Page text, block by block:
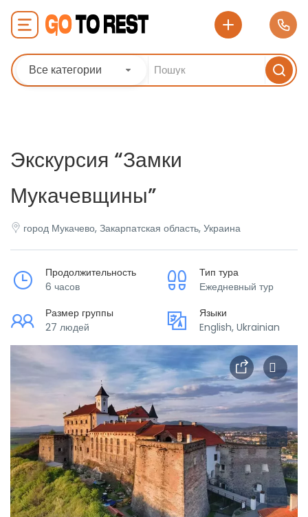
Все категории
Экскурсия “Замки
Мукачевщины”
город Мукачево, Закарпатская область, Украина
Продолжительность
6 часов
Тип тура
Ежедневный тур
Размер группы
27 людей
Языки
English, Ukrainian